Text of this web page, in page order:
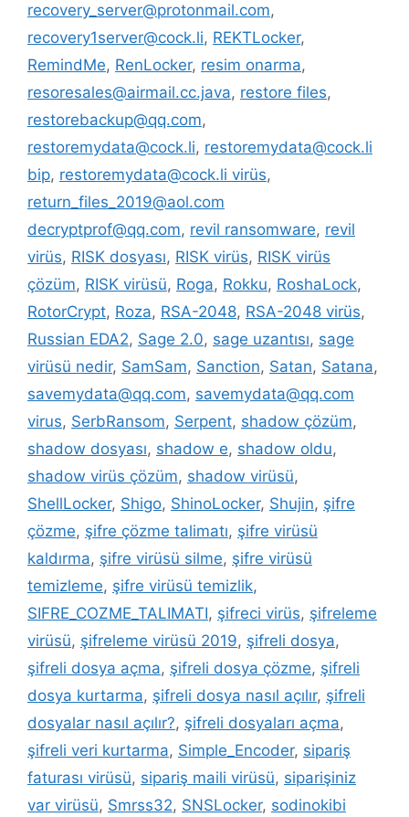
recovery_server@protonmail.com,
recovery1server@cock.li, REKTLocker,
RemindMe, RenLocker, resim onarma,
resoresales@airmail.cc.java, restore files,
restorebackup@qq.com,
restoremydata@cock.li, restoremydata@cock.li
bip, restoremydata@cock.li virüs,
return_files_2019@aol.com
decryptprof@qq.com, revil ransomware, revil
virüs, RISK dosyası, RISK virüs, RISK virüs
çözüm, RISK virüsü, Roga, Rokku, RoshaLock,
RotorCrypt, Roza, RSA-2048, RSA-2048 virüs,
Russian EDA2, Sage 2.0, sage uzantısı, sage
virüsü nedir, SamSam, Sanction, Satan, Satana,
savemydata@qq.com, savemydata@qq.com
virus, SerbRansom, Serpent, shadow çözüm,
shadow dosyası, shadow e, shadow oldu,
shadow virüs çözüm, shadow virüsü,
ShellLocker, Shigo, ShinoLocker, Shujin, şifre
çözme, şifre çözme talimatı, şifre virüsü
kaldırma, şifre virüsü silme, şifre virüsü
temizleme, şifre virüsü temizlik,
SIFRE_COZME_TALIMATI, şifreci virüs, şifreleme
virüsü, şifreleme virüsü 2019, şifreli dosya,
şifreli dosya açma, şifreli dosya çözme, şifreli
dosya kurtarma, şifreli dosya nasıl açılır, şifreli
dosyalar nasıl açılır?, şifreli dosyaları açma,
şifreli veri kurtarma, Simple_Encoder, sipariş
faturası virüsü, sipariş maili virüsü, siparişiniz
var virüsü, Smrss32, SNSLocker, sodinokibi